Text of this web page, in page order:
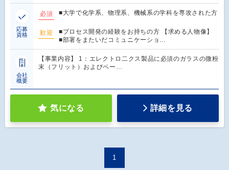
応募
資格
必須 ■大学で化学系、物理系、機械系の学科を専攻された方
歓迎
■プロセス開発の経験をお持ちの方 【求める人物像】
■部署をまたいだコミュニケーショ…
会社
概要
【事業内容】 1：エレクトロ二クス製品に必須のガラスの微粉
末（フリット）およびペー…
気になる 詳細を見る
1